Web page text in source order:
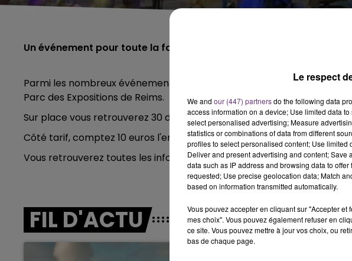
LA RADIO POP LE
Un événement pour toute la famille ce samedi 25 et dimanche 26
Parmi les nombreux événements prévus en région ce week-end : "Le
Parc des Expositions de Reims.
Sur place vous retrouverez 30 dinosaures dont 13 animés et un
Côté tarif, comptez 10 euros l'entrée. C'est gratuit pour les moins de 3
Vous retrouverez toutes les informationsICI.
FIL D'ACTU
Le respect
We and our (447) partnersdo the following data
access information on a device; Use limited data
select personalised advertising; Measure
statistics or combinations of data from different
profiles to select personalised content; Use limited
Deliver and present advertising and content;
data such as IP address and browsing data to
requested; Use precise geolocation data; Match
based on information transmitted automatically.
Vous pouvez accepter en cliquant sur "Accepter
mes choix". Vous pouvez également refuser en
ce site. Vous pouvez mettre à jour vos choix, ou
bas de chaque page.